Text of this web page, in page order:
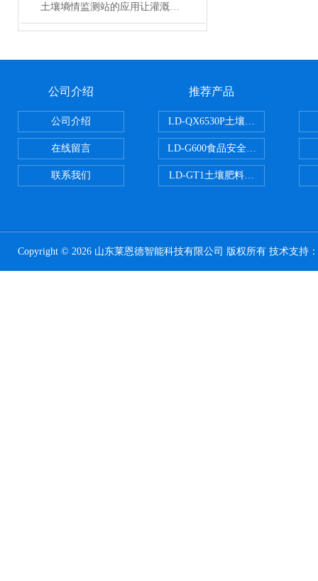
土壤墒情监测站的应用让灌溉不需要靠经验
公司介绍
公司介绍
在线留言
联系我们
推荐产品
LD-QX6530P土壤氧化还原电位检
LD-G600食品安全检测仪
LD-GT1土壤肥料养分检测仪
Copyright © 2026 山东莱恩德智能科技有限公司 版权所有 技术支持：